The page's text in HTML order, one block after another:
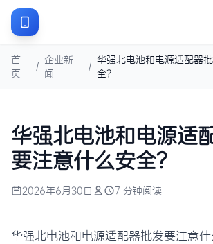
首
页
/
企业新
闻
/
华强北电池和电源适配器
全？
华强北电池和电源适
要注意什么安全？
2026年6月30日 7 分钟阅读
华强北电池和电源适配器批发要注意什